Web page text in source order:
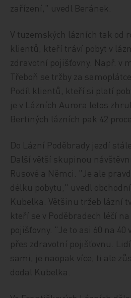
zařízení," uvedl Beránek.
V tuzemských lázních tak od
klientů, kteří tráví pobyt v
zdravotní pojišťovny. Např. v
Třeboň se tržby za
Podíl klientů, kteří si platí
je v Lázních Aurora letos
Bertiných lázních pak 42
Do Lázní Poděbrady jezdí
Další větší skupinou
Rusové a Němci. "Je ale
délku pobytu," uvedl
Kubelka. Většinu tržeb lázní
kteří se v Poděbradech léčí
pojišťovny. "Je to asi 60 na 40
přes zdravotní pojišťovnu.
sami, je naopak více, ti ale
dodal Kubelka.